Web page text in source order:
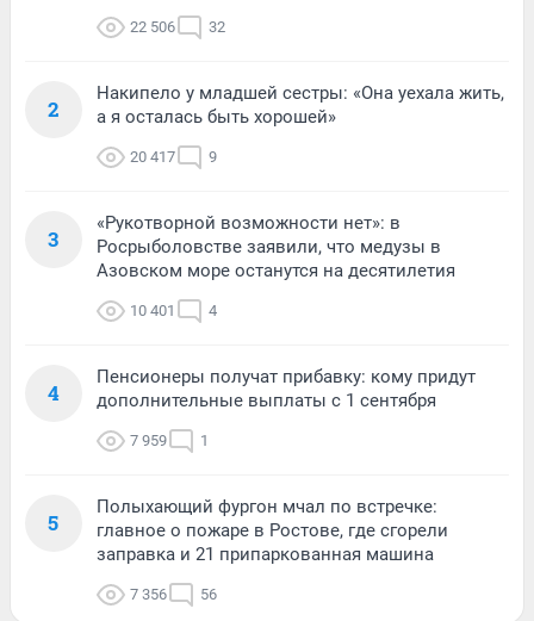
22 506 32
2
Накипело у младшей сестры: «Она уехала жить,
а я осталась быть хорошей»
20 417 9
3
«Рукотворной возможности нет»: в
Росрыболовстве заявили, что медузы в
Азовском море останутся на десятилетия
10 401 4
4
Пенсионеры получат прибавку: кому придут
дополнительные выплаты с 1 сентября
7 959 1
5
Полыхающий фургон мчал по встречке:
главное о пожаре в Ростове, где сгорели
заправка и 21 припаркованная машина
7 356 56